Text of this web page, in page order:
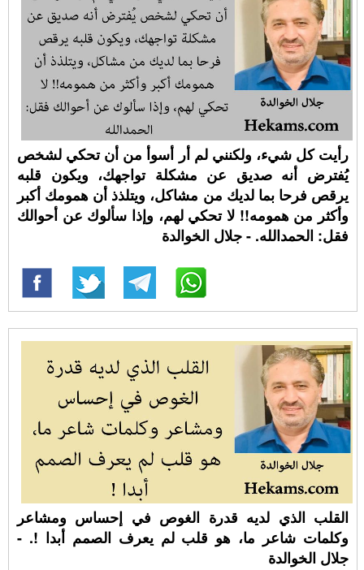
رأيت كل شيء، ولكنني لم أر أسوأ من أن تحكي لشخص
يُفترض أنه صديق عن مشكلة تواجهك، ويكون قلبه
يرقص فرحا بما لديك من مشاكل، ويتلذذ أن همومك أكبر
وأكثر من همومه!! لا تحكي لهم، وإذا سألوك عن أحوالك
فقل: الحمدالله. - جلال الخوالدة
القلب الذي لديه قدرة الغوص في إحساس ومشاعر
وكلمات شاعر ما، هو قلب لم يعرف الصمم أبدا !. -
جلال الخوالدة